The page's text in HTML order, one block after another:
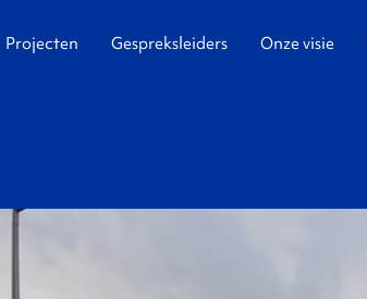
Projecten Gespreksleiders Onze visie